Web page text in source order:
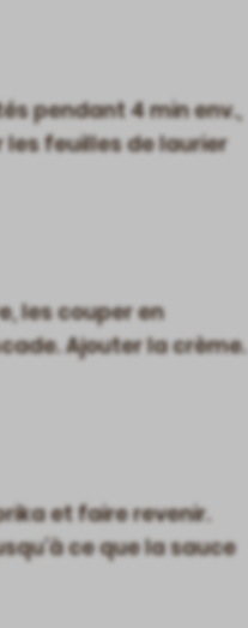
pendant 4 min env.,
feuilles de laurier
les couper en
Ajouter la crème.
et faire revenir.
ce que la sauce